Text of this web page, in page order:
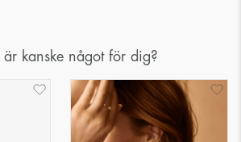
är kanske något för dig?